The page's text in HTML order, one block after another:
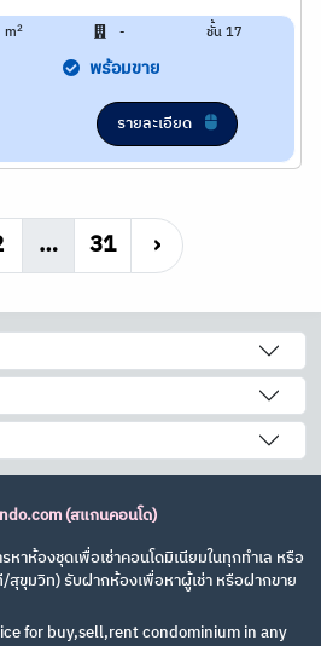
m2 - ชั้น 17
พร้อมขาย
รายละเอียด
… 31 ›
(สแกนคอนโด)
าห้องชุดเพื่อเช่าคอนโดมิเนียมในทุกทำเล หรือ
/สุขุมวิท) รับฝากห้องเพื่อหาผู้เช่า หรือฝากขาย
for buy,sell,rent condominium in any